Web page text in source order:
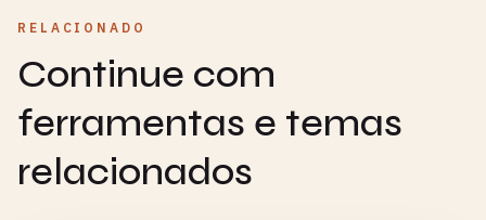
RELACIONADO
Continue com
ferramentas e temas
relacionados